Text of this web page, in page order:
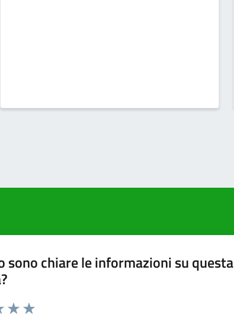
sono chiare le informazioni su questa
5 stelle la pagina